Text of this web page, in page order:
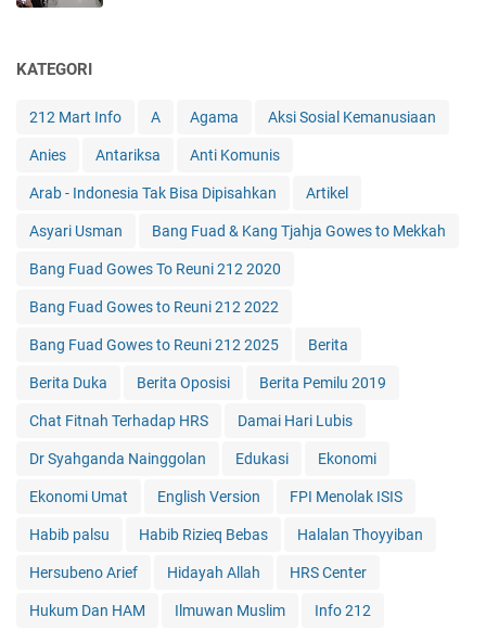
KATEGORI
212 Mart Info A Agama Aksi Sosial Kemanusiaan
Anies Antariksa Anti Komunis
Arab - Indonesia Tak Bisa Dipisahkan Artikel
Asyari Usman Bang Fuad & Kang Tjahja Gowes to Mekkah
Bang Fuad Gowes To Reuni 212 2020
Bang Fuad Gowes to Reuni 212 2022
Bang Fuad Gowes to Reuni 212 2025 Berita
Berita Duka Berita Oposisi Berita Pemilu 2019
Chat Fitnah Terhadap HRS Damai Hari Lubis
Dr Syahganda Nainggolan Edukasi Ekonomi
Ekonomi Umat English Version FPI Menolak ISIS
Habib palsu Habib Rizieq Bebas Halalan Thoyyiban
Hersubeno Arief Hidayah Allah HRS Center
Hukum Dan HAM Ilmuwan Muslim Info 212